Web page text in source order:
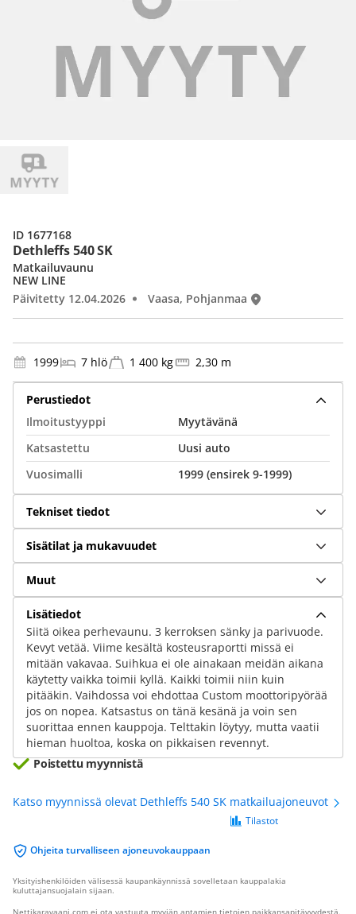
Dethleffs 540 SK
Matkailuvaunu
NEW LINE
Päivitetty 12.04.2026
Vaasa, Pohjanmaa
ID 1677168
1999 7 hlö 1 400 kg 2,30 m
Perustiedot
Ilmoitustyyppi
Myytävänä
Katsastettu
Uusi auto
Vuosimalli
1999 (ensirek 9-1999)
Tekniset tiedot
Sisätilat ja mukavuudet
Muut
Lisätiedot
Siitä oikea perhevaunu. 3 kerroksen sänky ja parivuode.
Kevyt vetää. Viime kesältä kosteusraportti missä ei
mitään vakavaa. Suihkua ei ole ainakaan meidän aikana
käytetty vaikka toimii kyllä. Kaikki toimii niin kuin
pitääkin. Vaihdossa voi ehdottaa Custom moottoripyörää
jos on nopea. Katsastus on tänä kesänä ja voin sen
suorittaa ennen kauppoja. Telttakin löytyy, mutta vaatii
hieman huoltoa, koska on pikkaisen revennyt.
Poistettu myynnistä
Katso myynnissä olevat Dethleffs 540 SK matkailuajoneuvot
Ohjeita turvalliseen ajoneuvokauppaan
Tilastot
Yksityishenkilöiden välisessä kaupankäynnissä sovelletaan kauppalakia
kuluttajansuojalain sijaan.
Nettikaravaani.com ei ota vastuuta myyjän antamien tietojen paikkansapitävyydestä.